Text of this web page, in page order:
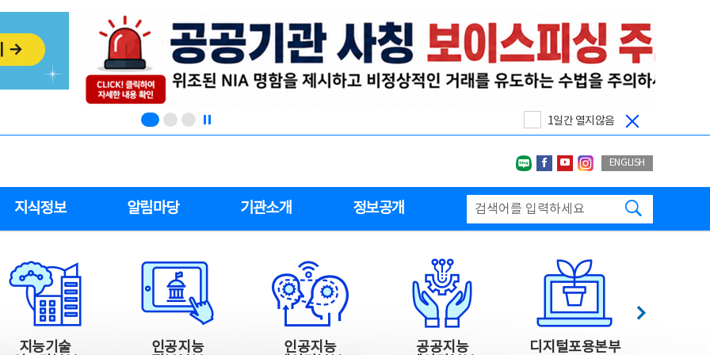
1일간 열지않음
네이버블로그
페이스북
유투브인스타그랩
ENGLISH
지식정보 알림마당 기관소개 정보공개
지능기술
인공지능
인공지능
공공지능
디지털포용본부
다음